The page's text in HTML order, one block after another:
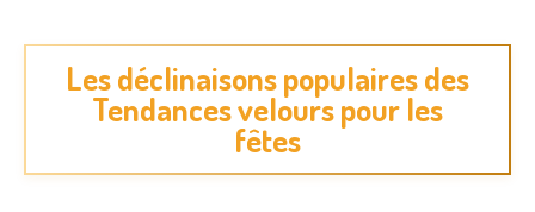
Les déclinaisons populaires des
Tendances velours pour les
fêtes